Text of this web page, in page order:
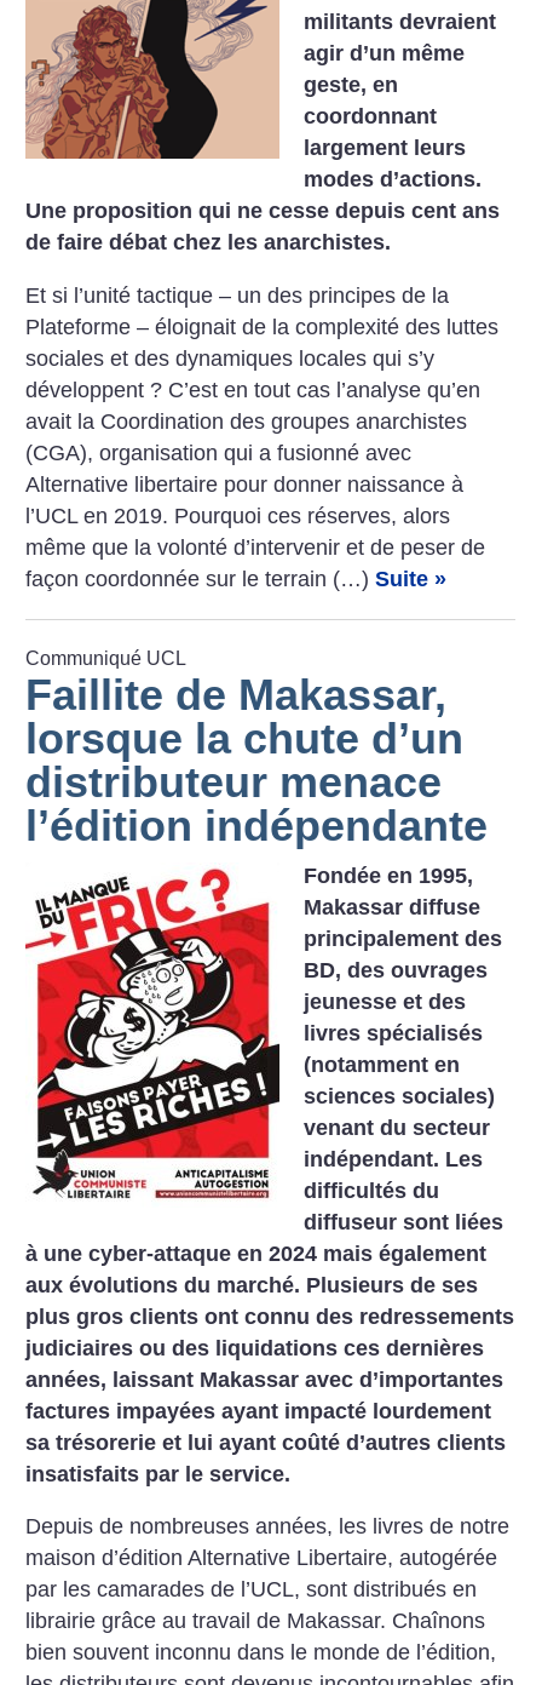
militants devraient
agir d’un même
geste, en
coordonnant
largement leurs
modes d’actions.
Une proposition qui ne cesse depuis cent ans
de faire débat chez les anarchistes.
Et si l’unité tactique – un des principes de la
Plateforme – éloignait de la complexité des luttes
sociales et des dynamiques locales qui s’y
développent ? C’est en tout cas l’analyse qu’en
avait la Coordination des groupes anarchistes
(CGA), organisation qui a fusionné avec
Alternative libertaire pour donner naissance à
l’UCL en 2019. Pourquoi ces réserves, alors
même que la volonté d’intervenir et de peser de
façon coordonnée sur le terrain (…)Suite »
Communiqué UCL
Faillite de Makassar,
lorsque la chute d’un
distributeur menace
l’édition indépendante
Fondée en 1995,
Makassar diffuse
principalement des
BD, des ouvrages
jeunesse et des
livres spécialisés
(notamment en
sciences sociales)
venant du secteur
indépendant. Les
difficultés du
diffuseur sont liées
à une cyber-attaque en 2024 mais également
aux évolutions du marché. Plusieurs de ses
plus gros clients ont connu des redressements
judiciaires ou des liquidations ces dernières
années, laissant Makassar avec d’importantes
factures impayées ayant impacté lourdement
sa trésorerie et lui ayant coûté d’autres clients
insatisfaits par le service.
Depuis de nombreuses années, les livres de notre
maison d’édition Alternative Libertaire, autogérée
par les camarades de l’UCL, sont distribués en
librairie grâce au travail de Makassar. Chaînons
bien souvent inconnu dans le monde de l’édition,